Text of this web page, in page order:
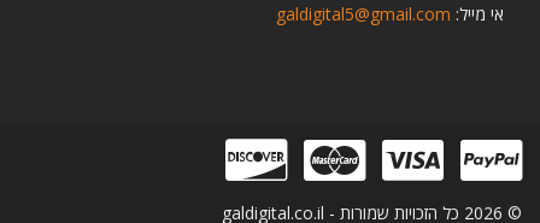
אי מייל: galdigital5@gmail.com
© 2026 כל הזכויות שמורות - galdigital.co.il